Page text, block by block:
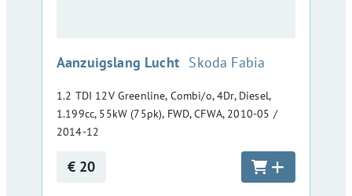
Aanzuigslang Lucht :Skoda Fabia
1.2 TDI 12V Greenline, Combi/o, 4Dr, Diesel,
1.199cc, 55kW (75pk), FWD, CFWA, 2010-05 /
2014-12
€ 20